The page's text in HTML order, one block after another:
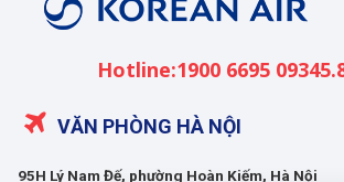
Hotline:1900 6695
VĂN PHÒNG HÀ NỘI
95H Lý Nam Đế, phường Hoàn Kiếm, Hà Nội